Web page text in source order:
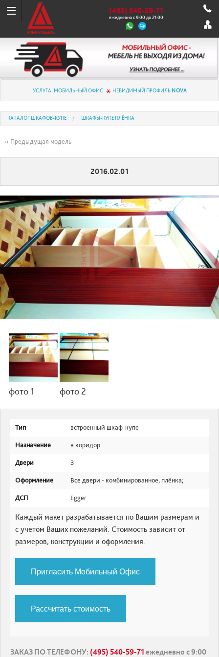
(495) 540-59-71
ежедневно с 9:00 до 21:00
УСЛУГА: МОБИЛЬНЫЙ ОФИС НЕВИДИМЫЙ ПРОФИЛЬ NOVA
КАТАЛОГ ШКАФОВ-КУПЕ ШКАФЫ-КУПЕ ПЛЁНКА
« Предыдущая модель
2016.02.01
фото 1 фото 2
Тип встроенный шкаф-купе
Назначение в коридор
Двери 3
Оформление Все двери - комбинированное, плёнка;
ДСП Egger
Каждый макет разрабатывается по Вашим размерам и
с учетом Ваших пожеланий. Стоимость зависит от
размеров, конструкции и оформления.
Пригласить Мобильный Офис
Рассчитать стоимость
ЗАКАЗ ПО ТЕЛЕФОНУ: (495) 540-59-71 ежедневно с 9:00